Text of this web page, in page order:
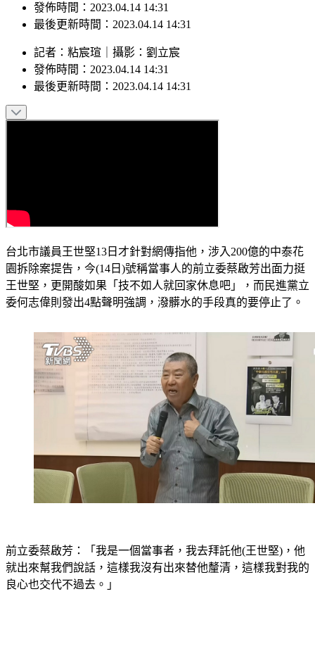
記者：粘宸瑄｜攝影：劉立宸
發佈時間：2023.04.14 14:31
記者：粘宸瑄｜攝影：劉立宸
發佈時間：2023.04.14 14:31
台北市議員王世堅13日才針對網傳指他，涉入200億的中泰花
園拆除案提告，今(14日)號稱當事人的前立委蔡啟芳出面力挺
王世堅，更開酸如果「技不如人就回家休息吧」，而民進黨立
前立委蔡啟芳：「我是一個當事者，我去拜託他(王世堅)，他
就出來幫我們說話，這樣我沒有出來替他釐清，這樣我對我的